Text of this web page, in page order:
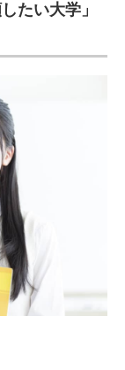
たい大学」